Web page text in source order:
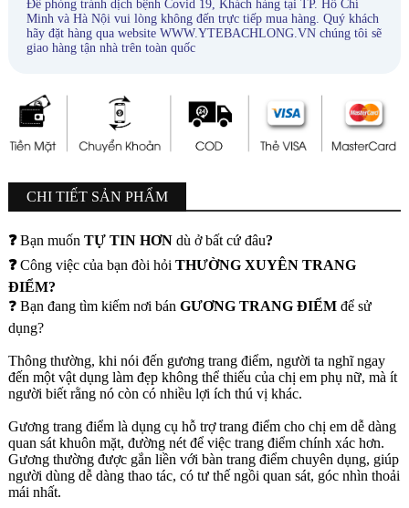
THÊM VÀO GIỎ HÀNG
Để phòng tránh dịch bệnh Covid 19, Khách hàng tại TP. Hồ Chí
Minh và Hà Nội vui lòng không đến trực tiếp mua hàng. Quý khách
hãy đặt hàng qua website WWW.YTEBACHLONG.VN chúng tôi sẽ
CHI TIẾT SẢN PHẨM
❓Bạn muốn TỰ TIN HƠN dù ở bất cứ đâu
❓Công việc của bạn đòi hỏiTHƯỜNG XUYÊN TRANG
ĐIỂM?
❓ Bạn đang tìm kiếm nơi bán
GƯƠNG TRANG ĐIỂM
để sử
dụng?
Thông thường, khi nói đến gương trang điểm, người ta nghĩ ngay
đến một vật dụng làm đẹp không thể thiếu của chị em phụ nữ, mà ít